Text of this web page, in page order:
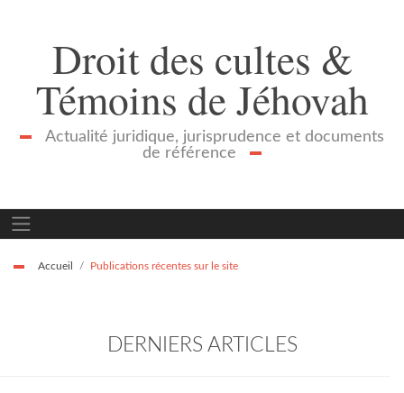
Droit des cultes &
Témoins de Jéhovah
Actualité juridique, jurisprudence et documents
de référence
Accueil Publications récentes sur le site
DERNIERS ARTICLES